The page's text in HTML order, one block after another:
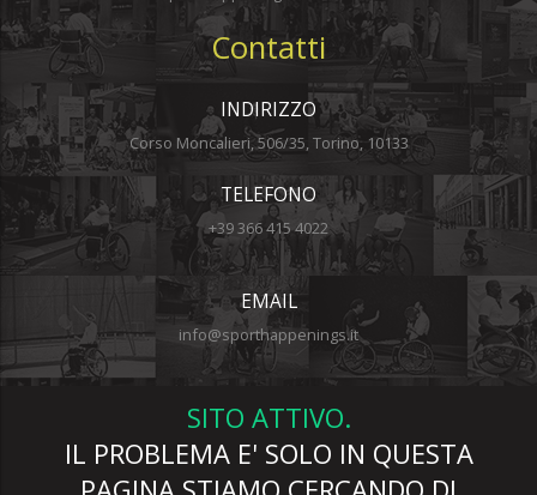
Contatti
INDIRIZZO
Corso Moncalieri, 506/35, Torino, 10133
TELEFONO
+39 366 415 4022
EMAIL
info@sporthappenings.it
SITO ATTIVO.
IL PROBLEMA E' SOLO IN QUESTA